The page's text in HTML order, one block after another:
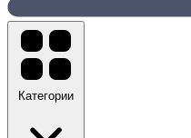
Категории